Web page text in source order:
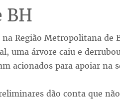
BH
na Região Metropolitana de
uma árvore caiu e
acionados para apoiar na
dão conta que